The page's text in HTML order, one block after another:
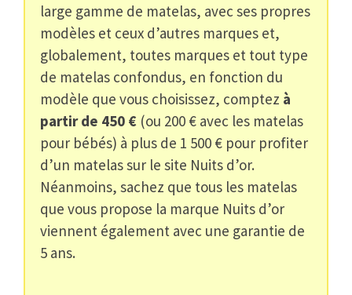
large gamme de matelas, avec ses propres
modèles et ceux d’autres marques et,
globalement, toutes marques et tout type
de matelas confondus, en fonction du
modèle que vous choisissez, comptez à
partir de 450 € (ou 200 € avec les matelas
pour bébés) à plus de 1 500 € pour profiter
d’un matelas sur le site Nuits d’or.
Néanmoins, sachez que tous les matelas
que vous propose la marque Nuits d’or
viennent également avec une garantie de
5 ans.